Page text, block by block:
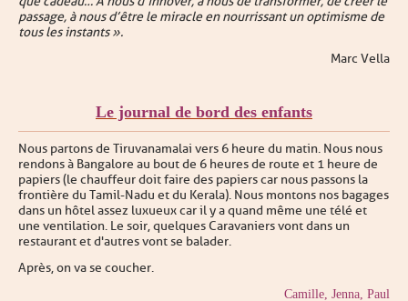
passage, à nous d’être le miracle en nourrissant un optimisme de
tous les instants ».
Marc Vella
Le journal de bord des enfants
Nous partons de Tiruvanamalai vers 6 heure du matin. Nous nous
rendons à Bangalore au bout de 6 heures de route et 1 heure de
papiers (le chauffeur doit faire des papiers car nous passons la
frontière du Tamil-Nadu et du Kerala). Nous montons nos bagages
dans un hôtel assez luxueux car il y a quand même une télé et
une ventilation. Le soir, quelques Caravaniers vont dans un
restaurant et d'autres vont se balader.
Après, on va se coucher.
Camille, Jenna, Paul